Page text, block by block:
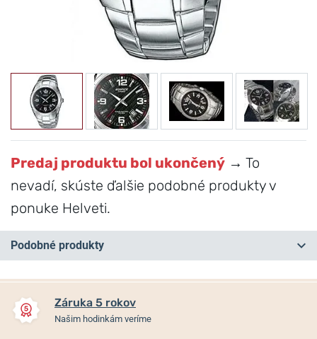
Predaj produktu bol ukončený → To
nevadí, skúste ďalšie podobné produkty v
ponuke Helveti.
Podobné produkty
Záruka 5 rokov
Našim hodinkám veríme